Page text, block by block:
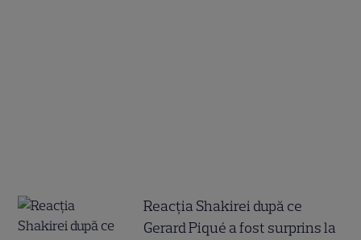
Reacția Shakirei după ce
Gerard Piqué a fost surprins la